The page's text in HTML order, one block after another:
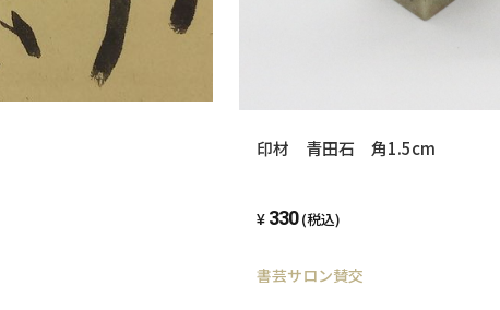
印材 青田石 角1.5cm
330 (税込)
書芸サロン賛交